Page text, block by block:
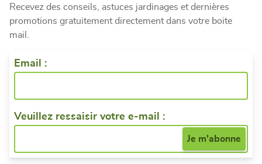
Recevez des conseils, astuces jardinages et dernières
promotions gratuitement directement dans votre boite
mail.
Email :
Veuillez ressaisir votre e-mail :